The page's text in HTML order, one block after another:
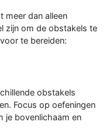
meer dan alleen
zijn om de obstakels te
te bereiden:
obstakels
Focus op oefeningen
je bovenlichaam en